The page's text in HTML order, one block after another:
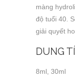
màng
độ tuổi 40.
giải quyết
DUNG
8ml, 30ml